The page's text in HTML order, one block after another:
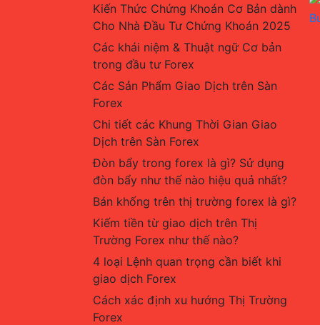
Kiến Thức Chứng Khoán Cơ Bản dành
Cho Nhà Đầu Tư Chứng Khoán 2025
Các khái niệm & Thuật ngữ Cơ bản
trong đầu tư Forex
Các Sản Phẩm Giao Dịch trên Sàn
Forex
Chi tiết các Khung Thời Gian Giao
Dịch trên Sàn Forex
Đòn bẩy trong forex là gì? Sử dụng
đòn bẩy như thế nào hiệu quả nhất?
Bán khống trên thị trường forex là gì?
Kiếm tiền từ giao dịch trên Thị
Trường Forex như thế nào?
4 loại Lệnh quan trọng cần biết khi
giao dịch Forex
Cách xác định xu hướng Thị Trường
Forex